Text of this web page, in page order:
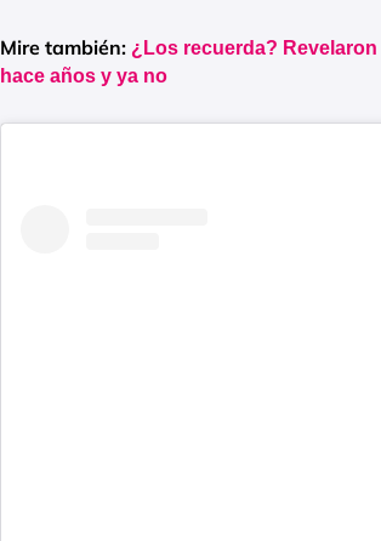
Mire también: ¿Los recuerda?
hace años y ya no